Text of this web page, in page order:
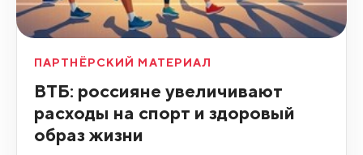
ПАРТНЁРСКИЙ МАТЕРИАЛ
ВТБ: россияне увеличивают
расходы на спорт и здоровый
образ жизни